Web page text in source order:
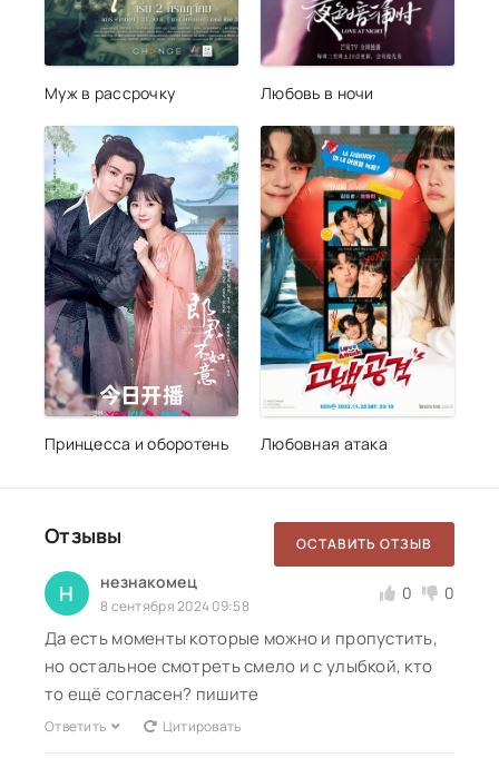
Муж в рассрочку Любовь в ночи
Принцесса и оборотень Любовная атака
Отзывы ОСТАВИТЬ ОТЗЫВ
Н незнакомец
8 сентября 2024 09:58
0 0
Да есть моменты которые можно и пропустить,
но остальное смотреть смело и с улыбкой, кто
то ещё согласен? пишите
Ответить Цитировать